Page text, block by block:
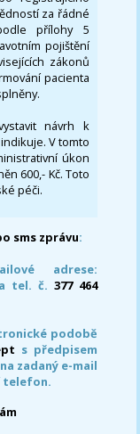
za řádné
přílohy 5
pojištění
zákonů
pacienta
návrh k
V tomto
úkon
600,- Kč. Toto
péči.
sms zprávu:
adrese:
tel. č. 377 464
podobě
s předpisem
zadaný e-mail
telefon.